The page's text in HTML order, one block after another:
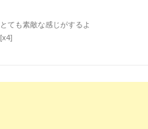
とても素敵な感じがするよ
[x4]